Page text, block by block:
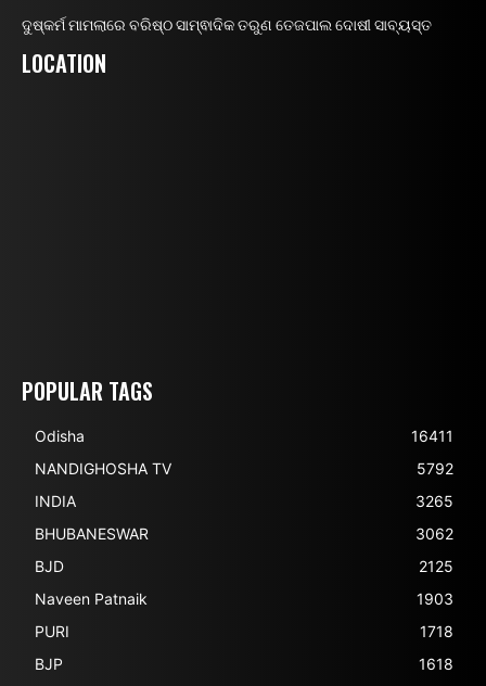
ଦୁଷ୍କର୍ମ ମାମଲାରେ ବରିଷ୍ଠ ସାମ୍ଵାଦିକ ତରୁଣ ତେଜପାଲ ଦୋଷୀ ସାବ୍ୟସ୍ତ
LOCATION
POPULAR TAGS
Odisha
16411
NANDIGHOSHA TV
5792
INDIA
3265
BHUBANESWAR
3062
BJD
2125
Naveen Patnaik
1903
PURI
1718
BJP
1618